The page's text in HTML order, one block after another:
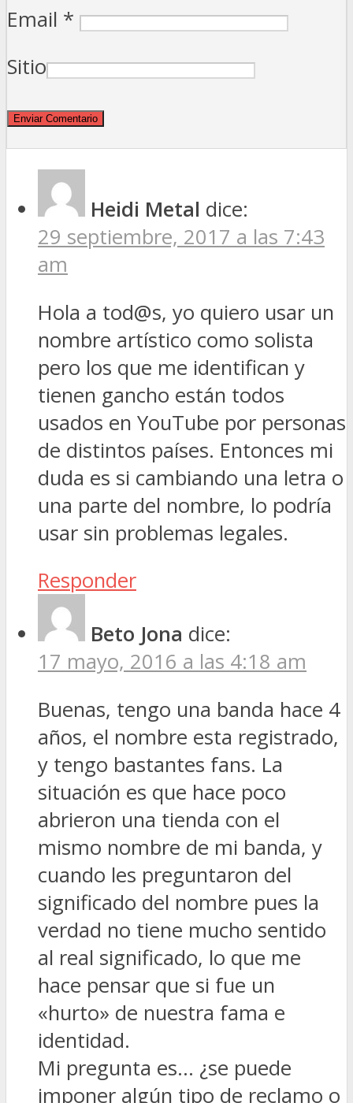
Email *
Sitio
Heidi Metal dice:
29 septiembre, 2017 a las 7:43
am
Hola a tod@s, yo quiero usar un
nombre artístico como solista
pero los que me identifican y
tienen gancho están todos
usados en YouTube por personas
de distintos países. Entonces mi
duda es si cambiando una letra o
una parte del nombre, lo podría
usar sin problemas legales.
Responder
Beto Jona dice:
17 mayo, 2016 a las 4:18 am
Buenas, tengo una banda hace 4
años, el nombre esta registrado,
y tengo bastantes fans. La
situación es que hace poco
abrieron una tienda con el
mismo nombre de mi banda, y
cuando les preguntaron del
significado del nombre pues la
verdad no tiene mucho sentido
al real significado, lo que me
hace pensar que si fue un
«hurto» de nuestra fama e
identidad.
Mi pregunta es… ¿se puede
imponer algún tipo de reclamo o